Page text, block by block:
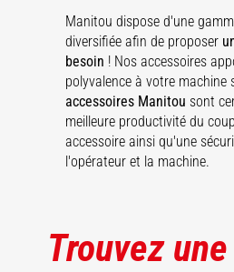
Manitou dispose d'une
diversifiée afin de proposer
besoin ! Nos accessoires
polyvalence à votre machine
accessoires Manitou sont
meilleure productivité du
accessoire ainsi qu'une
l'opérateur et la machine.
Trouvez